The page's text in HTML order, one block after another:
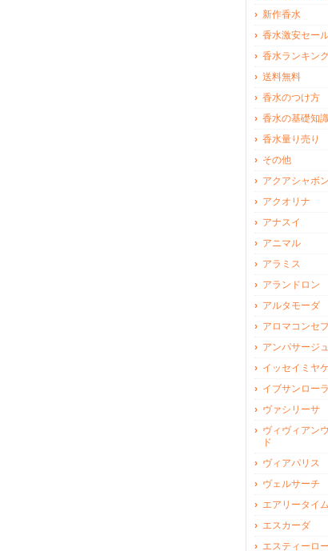
新作香水
香水激安セー
香水ランキン
送料無料
香水のつけ方
香水の基礎知
香水量り売り
その他
アクアシャボン
アクオリナ
アナスイ
アニマル
アラミス
アランドロン
アルタモーダ
アロマコンセ
アンパサージュ
イッセイミヤケ
イブサンロー
ヴァシリーサ
ヴィヴィアン
ド
ヴィアパリス
ヴェルサーチ
エアリータイム
エスカーダ
エスティーロ